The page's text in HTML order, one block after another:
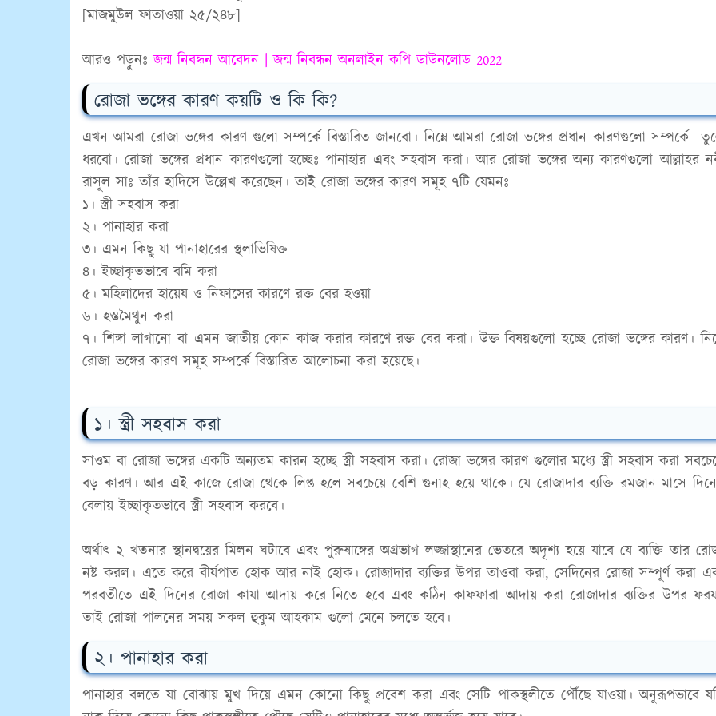
[মাজমুউল ফাতাওয়া ২৫/২৪৮]
আরও পড়ুনঃ জন্ম নিবন্ধন আবেদন | জন্ম নিবন্ধন অনলাইন কপি ডাউনলোড 2022
রোজা ভঙ্গের কারণ কয়টি ও কি কি?
এখন আমরা রোজা ভঙ্গের কারণ গুলো সম্পর্কে বিস্তারিত জানবো। নিম্নে আমরা রোজা ভঙ্গের প্রধান কারণগুলো সম্পর্কে
ধরবো। রোজা ভঙ্গের প্রধান কারণগুলো হচ্ছেঃ পানাহার এবং সহবাস করা। আর রোজা ভঙ্গের অন্য কারণগুলো আল্লাহর
রাসূল সাঃ তাঁর হাদিসে উল্লেখ করেছেন। তাই রোজা ভঙ্গের কারণ সমূহ ৭টি যেমনঃ
১। স্ত্রী সহবাস করা
২। পানাহার করা
৩। এমন কিছু যা পানাহারের স্থলাভিষিক্ত
৪। ইচ্ছাকৃতভাবে বমি করা
৫। মহিলাদের হায়েয ও নিফাসের কারণে রক্ত বের হওয়া
৬। হস্তমৈথুন করা
৭। শিঙ্গা লাগানো বা এমন জাতীয় কোন কাজ করার কারণে রক্ত বের করা। উক্ত বিষয়গুলো হচ্ছে রোজা ভঙ্গের কারণ।
রোজা ভঙ্গের কারণ সমূহ সম্পর্কে বিস্তারিত আলোচনা করা হয়েছে।
১। স্ত্রী সহবাস করা
সাওম বা রোজা ভঙ্গের একটি অন্যতম কারন হচ্ছে স্ত্রী সহবাস করা। রোজা ভঙ্গের কারণ গুলোর মধ্যে স্ত্রী সহবাস করা
বড় কারণ। আর এই কাজে রোজা থেকে লিপ্ত হলে সবচেয়ে বেশি গুনাহ হয়ে থাকে। যে রোজাদার ব্যক্তি রমজান মাসে
বেলায় ইচ্ছাকৃতভাবে স্ত্রী সহবাস করবে।
অর্থাৎ ২ খতনার স্থানদ্বয়ের মিলন ঘটাবে এবং পুরুষাঙ্গের অগ্রভাগ লজ্জাস্থানের ভেতরে অদৃশ্য হয়ে যাবে যে ব্যক্তি তার
নষ্ট করল। এতে করে বীর্যপাত হোক আর নাই হোক। রোজাদার ব্যক্তির উপর তাওবা করা, সেদিনের রোজা সম্পূর্ণ করা
পরবর্তীতে এই দিনের রোজা কাযা আদায় করে নিতে হবে এবং কঠিন কাফফারা আদায় করা রোজাদার ব্যক্তির উপর
তাই রোজা পালনের সময় সকল হুকুম আহকাম গুলো মেনে চলতে হবে।
২। পানাহার করা
পানাহার বলতে যা বোঝায় মুখ দিয়ে এমন কোনো কিছু প্রবেশ করা এবং সেটি পাকস্থলীতে পৌঁছে যাওয়া। অনুরূপভাবে